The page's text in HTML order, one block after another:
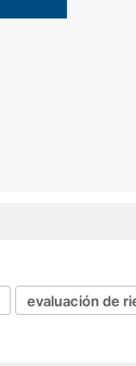
evaluación de